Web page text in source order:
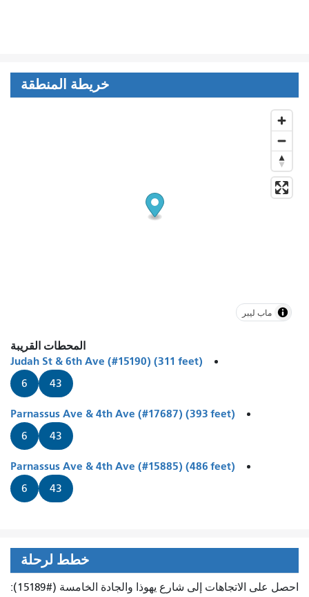
خريطة المنطقة
ماب ليبر
المحطات القريبة
Judah St & 6th Ave (#15190) (311 feet)
6 43
Parnassus Ave & 4th Ave (#17687) (393 feet)
6 43
Parnassus Ave & 4th Ave (#15885) (486 feet)
6 43
خطط لرحلة
احصل على الاتجاهات إلى شارع يهوذا والجادة الخامسة (#15189):